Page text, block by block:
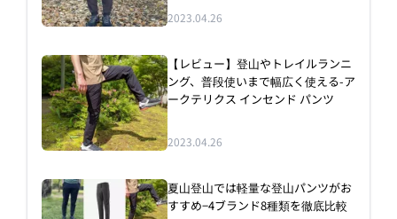
2023.04.26
【レビュー】登山やトレイルランニ
ング、普段使いまで幅広く使える-ア
ークテリクス インセンド パンツ
2023.04.26
夏山登山では軽量な登山パンツがお
すすめ−4ブランド8種類を徹底比較